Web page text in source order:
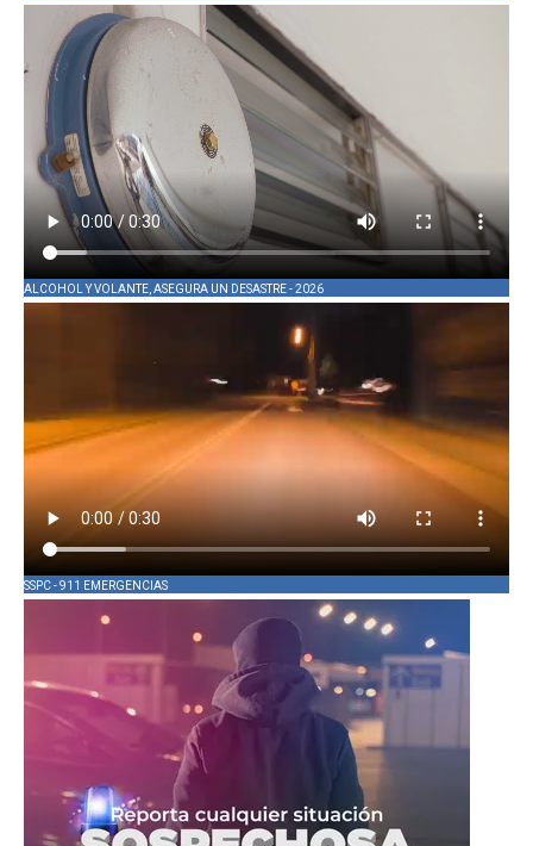
ALCOHOL Y VOLANTE, ASEGURA UN DESASTRE - 2026
SSPC - 911 EMERGENCIAS